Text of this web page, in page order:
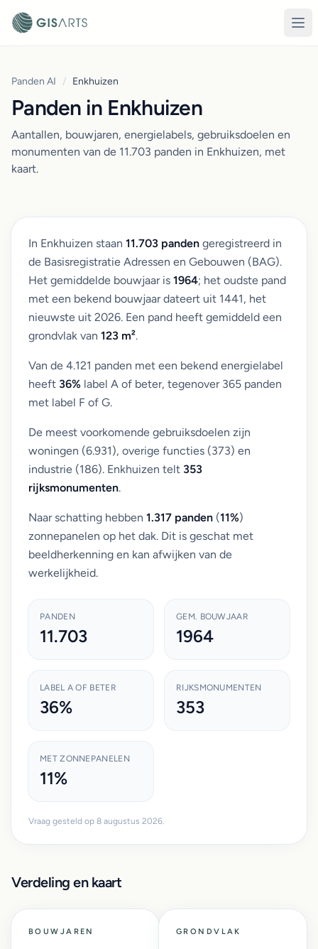
Panden AI / Enkhuizen
Panden in Enkhuizen
Aantallen, bouwjaren, energielabels, gebruiksdoelen en
monumenten van de 11.703 panden in Enkhuizen, met
kaart.
In Enkhuizen staan 11.703 panden geregistreerd in
de Basisregistratie Adressen en Gebouwen (BAG).
Het gemiddelde bouwjaar is 1964; het oudste pand
met een bekend bouwjaar dateert uit 1441, het
nieuwste uit 2026. Een pand heeft gemiddeld een
grondvlak van 123 m².
Van de 4.121 panden met een bekend energielabel
heeft 36% label A of beter, tegenover 365 panden
met label F of G.
De meest voorkomende gebruiksdoelen zijn
woningen (6.931), overige functies (373) en
industrie (186). Enkhuizen telt 353
rijksmonumenten.
Naar schatting hebben 1.317 panden (11%)
zonnepanelen op het dak. Dit is geschat met
beeldherkenning en kan afwijken van de
werkelijkheid.
PANDEN
11.703
GEM. BOUWJAAR
1964
LABEL A OF BETER
36%
RIJKSMONUMENTEN
353
MET ZONNEPANELEN
11%
Vraag gesteld op 8 augustus 2026.
Verdeling en kaart
BOUWJAREN GRONDVLAK